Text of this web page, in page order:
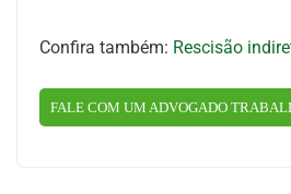
Confira também: Rescisão
FALE COM UM ADVOGADO